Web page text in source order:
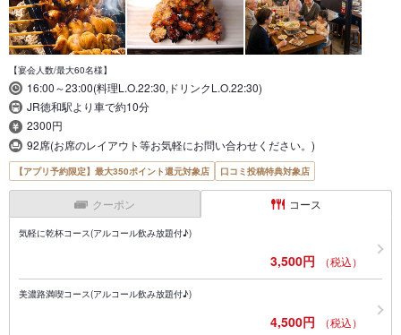
【宴会人数/最大60名様】
16:00～23:00(料理L.O.22:30,ドリンクL.O.22:30)
JR徳和駅より車で約10分
2300円
92席(お席のレイアウト等お気軽にお問い合わせください。)
【アプリ予約限定】最大350ポイント還元対象店 口コミ投稿特典対象店
クーポン コース
気軽に乾杯コース(アルコール飲み放題付♪)
3,500円 （税込）
美濃路満喫コース(アルコール飲み放題付♪)
4,500円 （税込）